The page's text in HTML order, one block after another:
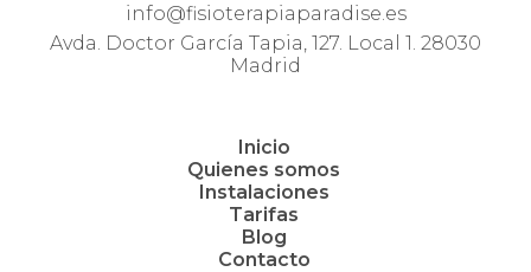
info@fisioterapiaparadise.es
Avda. Doctor García Tapia, 127. Local 1. 28030
Madrid
Inicio
Quienes somos
Instalaciones
Tarifas
Blog
Contacto